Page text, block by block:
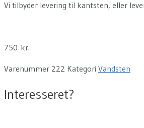
Vi tilbyder levering til kantsten, eller
750 kr.
Varenummer 222 Kategori Vandsten
Interesseret?